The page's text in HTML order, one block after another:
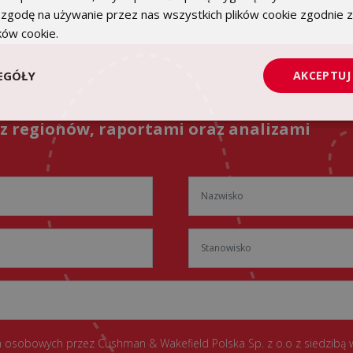
regionów, raportami oraz analizami
przez Cushman & Wakefield Polska Sp. z o.o z siedzibą
na używanie przez nas wszystkich plików cookie zgodnie
cookie.